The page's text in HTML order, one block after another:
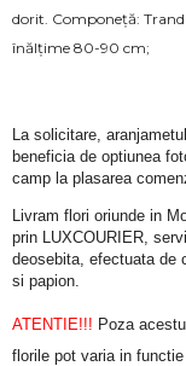
dorit. Componeță:
înălțime 80-90 cm;
La solicitare,
beneficia de optiunea
camp la plasarea
Livram flori oriunde in
prin LUXCOURIER,
deosebita, efectuata de
si papion.
ATENTIE!!! Poza
florile pot varia in